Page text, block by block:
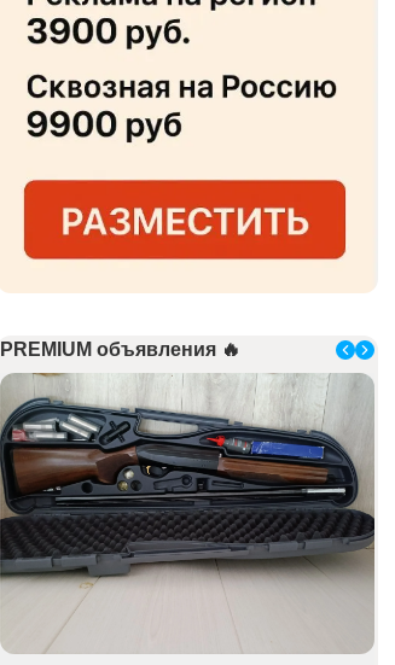
PREMIUM объявления 🔥